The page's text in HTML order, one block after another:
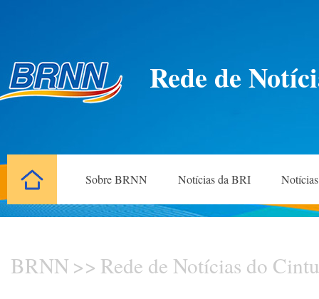
Rede de
Sobre BRNN Notícias da BRI
BRNN >> Rede de Notícias do